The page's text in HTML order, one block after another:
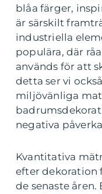
blåa färger,
är särskilt
industriella
populära, där
används för att
detta ser vi
miljövänliga
negativa
Kvantitativa
efter dekoration
de senaste